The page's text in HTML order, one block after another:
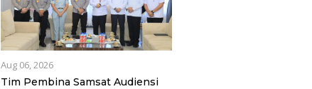
Aug 06, 2026
Tim Pembina Samsat Audiensi